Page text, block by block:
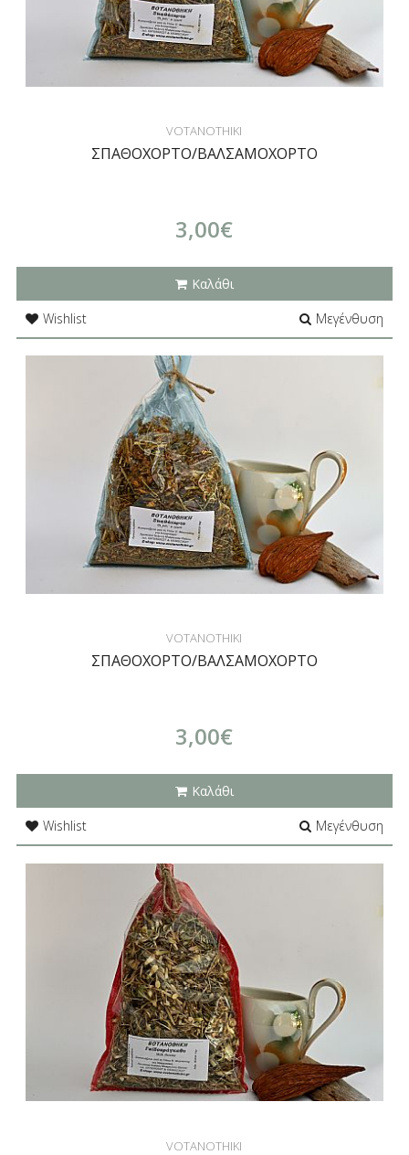
VOTANOTHIKI
ΣΠΑΘΟΧΟΡΤΟ/ΒΑΛΣΑΜΟΧΟΡΤΟ
3,00€
Καλάθι
Wishlist
Μεγένθυση
VOTANOTHIKI
ΣΠΑΘΟΧΟΡΤΟ/ΒΑΛΣΑΜΟΧΟΡΤΟ
3,00€
Καλάθι
Wishlist
Μεγένθυση
VOTANOTHIKI